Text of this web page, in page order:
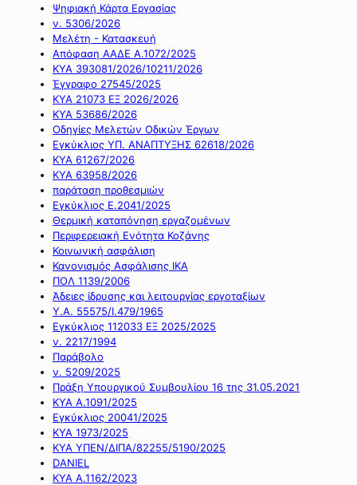
Ψηφιακή Κάρτα Εργασίας
ν. 5306/2026
Μελέτη - Κατασκευή
Απόφαση ΑΑΔΕ Α.1072/2025
ΚΥΑ 393081/2026/10211/2026
Έγγραφο 27545/2025
ΚΥΑ 21073 ΕΞ 2026/2026
ΚΥΑ 53686/2026
Οδηγίες Μελετών Οδικών Έργων
Εγκύκλιος ΥΠ. ΑΝΑΠΤΥΞΗΣ 62618/2026
ΚΥΑ 61267/2026
ΚΥΑ 63958/2026
παράταση προθεσμιών
Εγκύκλιος Ε.2041/2025
Θερμική καταπόνηση εργαζομένων
Περιφερειακή Ενότητα Κοζάνης
Κοινωνική ασφάλιση
Κανονισμός Ασφάλισης ΙΚΑ
ΠΟΛ 1139/2006
Άδειες ίδρυσης και λειτουργίας εργοταξίων
Υ.Α. 55575/Ι.479/1965
Εγκύκλιος 112033 ΕΞ 2025/2025
ν. 2217/1994
Παράβολο
ν. 5209/2025
Πράξη Υπουργικού Συμβουλίου 16 της 31.05.2021
ΚΥΑ Α.1091/2025
Εγκύκλιος 20041/2025
ΚΥΑ 1973/2025
ΚΥΑ ΥΠΕΝ/ΔΙΠΑ/82255/5190/2025
DANIEL
ΚΥΑ Α.1162/2023